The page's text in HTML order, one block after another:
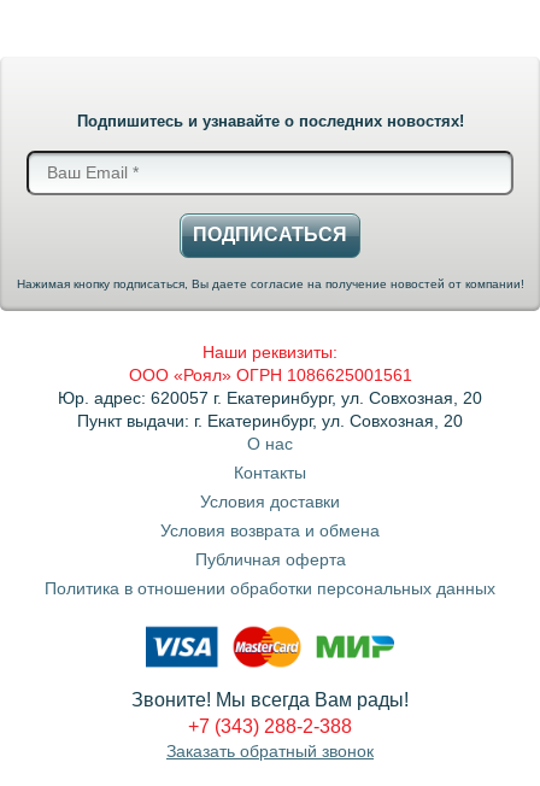
Подпишитесь и узнавайте о последних новостях!
ПОДПИСАТЬСЯ
Нажимая кнопку подписаться, Вы даете согласие на получение новостей от компании!
Наши реквизиты:
ООО «Роял» ОГРН 1086625001561
Юр. адрес: 620057 г. Екатеринбург, ул. Совхозная, 20
Пункт выдачи: г. Екатеринбург, ул. Совхозная, 20
О нас
Контакты
Условия доставки
Условия возврата и обмена
Публичная оферта
Политика в отношении обработки персональных данных
Звоните! Мы всегда Вам рады!
+7 (343) 288-2-388
Заказать обратный звонок